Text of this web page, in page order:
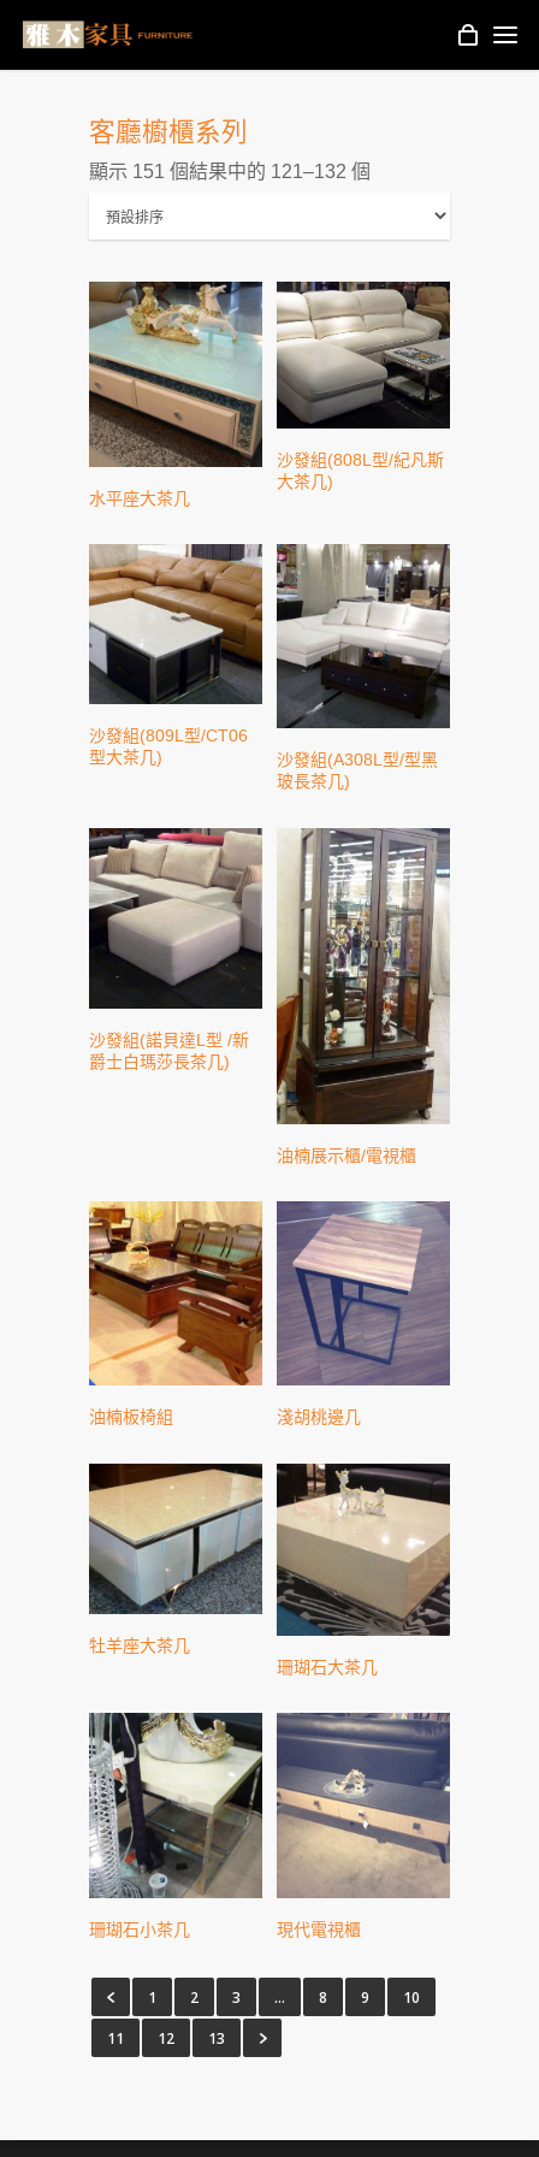
客廳櫥櫃系列
顯示 151 個結果中的 121–132 個
水平座大茶几
沙發組(808L型/紀凡斯
大茶几)
沙發組(809L型/CT06
型大茶几)
沙發組(A308L型/型黑
玻長茶几)
沙發組(諾貝達L型 /新
爵士白瑪莎長茶几)
油楠展示櫃/電視櫃
油楠板椅組 淺胡桃邊几
牡羊座大茶几
珊瑚石大茶几
珊瑚石小茶几 現代電視櫃
1 2 3 … 8 9
10
11
12 13